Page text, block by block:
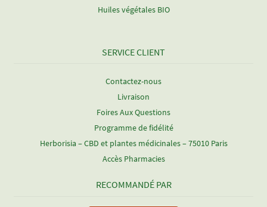
Huiles végétales BIO
SERVICE CLIENT
Contactez-nous
Livraison
Foires Aux Questions
Programme de fidélité
Herborisia – CBD et plantes médicinales – 75010 Paris
Accès Pharmacies
RECOMMANDÉ PAR